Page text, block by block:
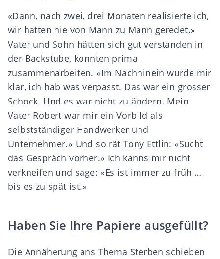
«Dann, nach zwei, drei Monaten realisierte ich,
wir hatten nie von Mann zu Mann geredet.»
Vater und Sohn hätten sich gut verstanden in
der Backstube, konnten prima
zusammenarbeiten. «Im Nachhinein wurde mir
klar, ich hab was verpasst. Das war ein grosser
Schock. Und es war nicht zu ändern. Mein
Vater Robert war mir ein Vorbild als
selbstständiger Handwerker und
Unternehmer.» Und so rät Tony Ettlin: «Sucht
das Gespräch vorher.» Ich kanns mir nicht
verkneifen und sage: «Es ist immer zu früh …
bis es zu spät ist.»
Haben Sie Ihre Papiere ausgefüllt?
Die Annäherung ans Thema Sterben schieben